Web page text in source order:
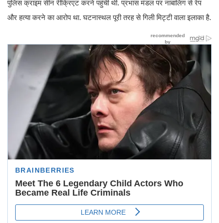
पुलिस क्राइम सीन रीक्रिएट करने पहुंची थी. प्रभास मंडल पर नाबालिग से रेप
और हत्या करने का आरोप था. घटनास्थल पूरी तरह से गिली मिट्टी वाला इलाका है.